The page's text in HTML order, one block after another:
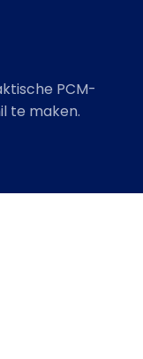
PCM-
te maken.